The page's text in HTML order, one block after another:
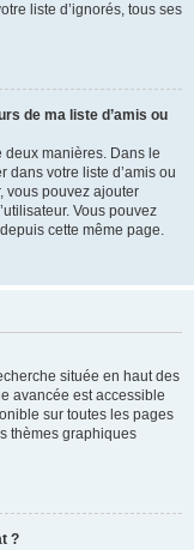
liste d’ignorés, tous ses
de ma liste d’amis ou
deux manières. Dans le
dans votre liste d’amis ou
vous pouvez ajouter
Vous pouvez
cette même page.
située en haut des
avancée est accessible
sur toutes les pages
thèmes graphiques
?